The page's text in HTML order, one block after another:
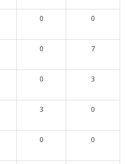
0 0
0 7
0 3
3 0
0 0